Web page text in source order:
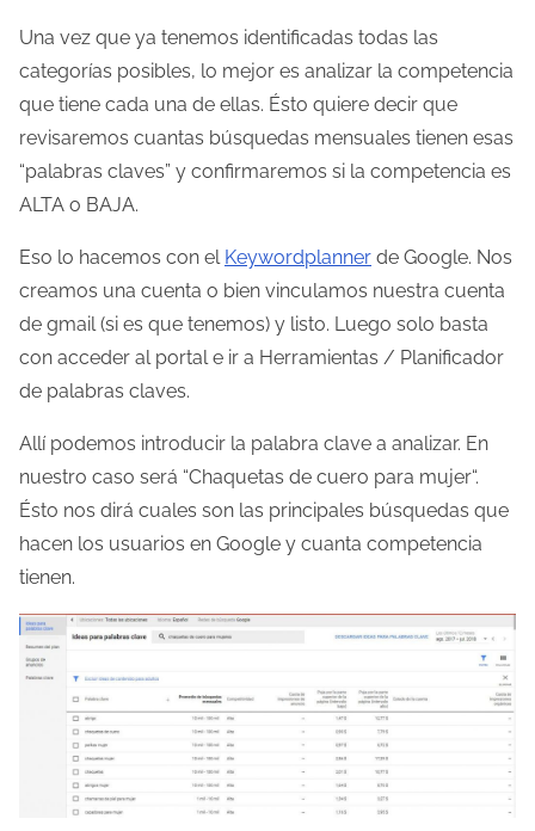
Una vez que ya tenemos identificadas todas las
categorías posibles, lo mejor es analizar la competencia
que tiene cada una de ellas. Ésto quiere decir que
revisaremos cuantas búsquedas mensuales tienen esas
“palabras claves” y confirmaremos si la competencia es
ALTA o BAJA.
Eso lo hacemos con el Keywordplanner de Google. Nos
creamos una cuenta o bien vinculamos nuestra cuenta
de gmail (si es que tenemos) y listo. Luego solo basta
con acceder al portal e ir a Herramientas / Planificador
de palabras claves.
Allí podemos introducir la palabra clave a analizar. En
nuestro caso será “Chaquetas de cuero para mujer“.
Ésto nos dirá cuales son las principales búsquedas que
hacen los usuarios en Google y cuanta competencia
tienen.